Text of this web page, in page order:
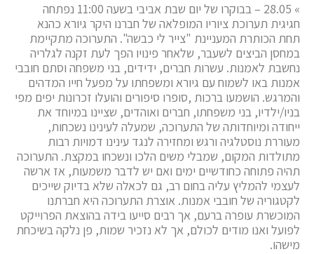
» 28.05 – בבוקרו של יום שבת אביבי בשעה 11:00 נפתחה
חגיגית תערוכת ציוריו המופלאה של חברנו היקר גיורא כהנא
תחת הכותרת המעניינת "צייר לי כבשה". התערוכה מתקיימת
במחסן הביצים לשעבר, שלאחר פינויו הפך לעת זקנה לגלריה
נחשבת לאמנות. עשרות חברים, ידידים, בני משפחה וסתם חובבי
אמנות באו לשמוח עם גיורא ומשפחתו על מפעל חייו המדהים
והמרגש. הושמעו ברכות ,סופרו סיפורים והועלו זכרונות יפים מפי
בניו/ילדיו, בני משפחתו, חברים ואוהדים, שציינו במיוחד את
ייחודה ומיוחדותה של התערוכה, שמעלה לעינינו נשכחות,
מעוררת נוסטלגיה ורגש ומחזירה לנגד עינינו דמויות רבות
מתולדות המקום, שמבלי משים הלכו ונשכחו במקצת. התערוכה
תהיה פתוחה כחודשיים ימים ואם יש לדבר משמעות, אז ארשה
לעצמי להמליץ עליה בחום רב, גם לכאלה שלא בדיוק שייכים
לקטגוריה של חובבי אמנות. אוצרת התערוכה היא חברתנו
המוכשרת עופרה ברעם, אך רבים סייעו בידה בהוצאת הפרוייקט
לפועל ואנו מודים לכולם, אך לא נזכיר שמות, פן נלקה בשיכחת
מישהו.